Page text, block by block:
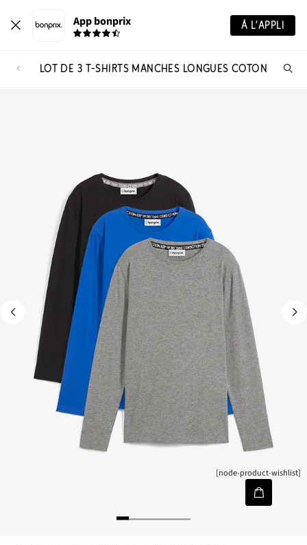
App bonprix À L’APPLI
LOT DE 3 T-SHIRTS MANCHES LONGUES COTON
[node-product-wishlist]